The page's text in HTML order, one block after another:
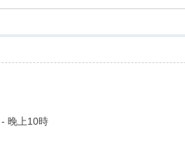
晚上10時